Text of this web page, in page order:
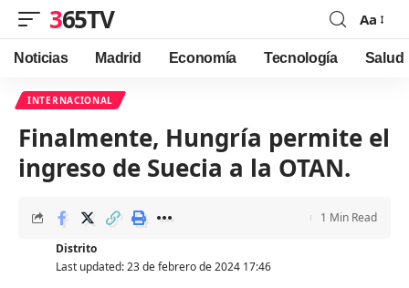
365TV
Font
Resizer
Aa
Noticias Madrid Economía Tecnología Salud
INTERNACIONAL
Finalmente, Hungría permite el
ingreso de Suecia a la OTAN.
Last updated: 23 de febrero de 2024 17:46
Distrito
1 Min Read